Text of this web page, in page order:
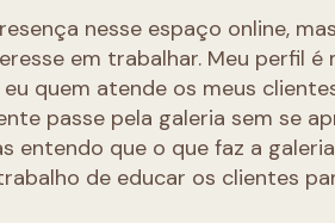
nesse espaço online,
em trabalhar. Meu perfil é
quem atende os meus
passe pela galeria sem se
entendo que o que faz a
de educar os clientes